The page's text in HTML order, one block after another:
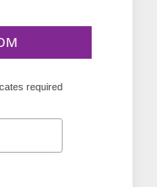
required